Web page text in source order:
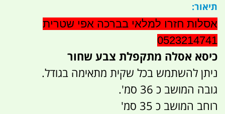
תיאור:
אסלות חזרו למלאי בברכה אפי שטרית
0523214741
כיסא אסלה מתקפלת צבע שחור
ניתן להשתמש בכל שקית מתאימה בגודל.
גובה המושב כ 36 סמ'.
רוחב המושב כ 35 סמ'